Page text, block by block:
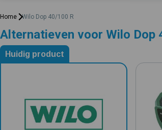
Home Wilo Dop 40/100 R
Alternatieven voor Wilo Dop
Alternatieven voor Wilo Dop 40/100 R
Huidig product
0 Ster